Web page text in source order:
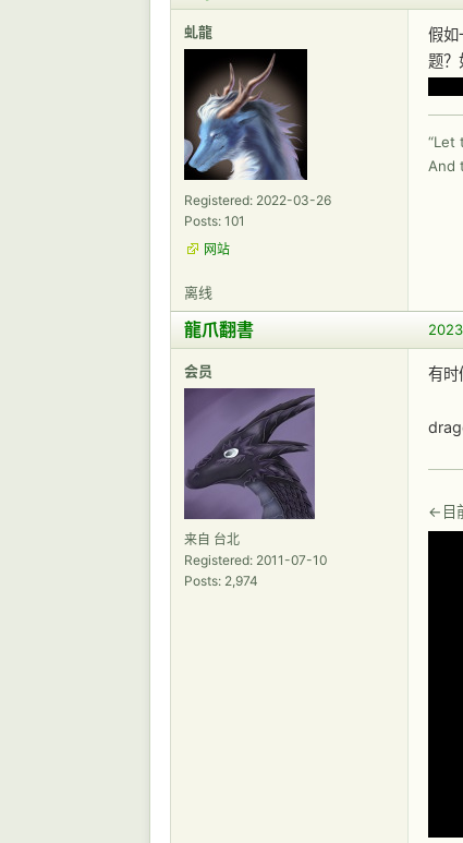
虬龍
Registered: 2022-03-26
Posts: 101
网站
假如
题？
“Let
And
离线
龍爪翻書
会员
来自 台北
Registered: 2011-07-10
Posts: 2,974
有时
←目